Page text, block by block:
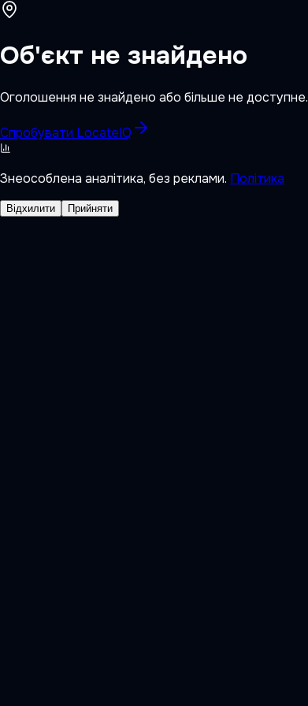
Об'єкт не знайдено
Оголошення не знайдено або більше не доступне.
Спробувати LocateIQ
Знеособлена аналітика, без реклами. Політика
Відхилити Прийняти